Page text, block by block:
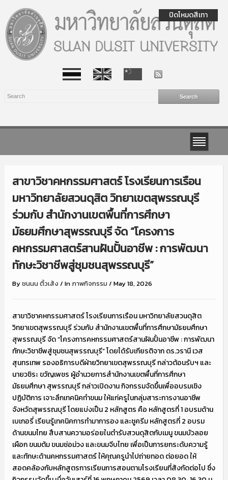
สาขาวิชาคหกรรมศาสตร์ โรงเรียนการเรือน
มหาวิทยาลัยสวนดุสิต วิทยาเขตสุพรรณบุรี
ร่วมกับ สำนักงานเขตพื้นที่การศึกษา
มัธยมศึกษาสุพรรณบุรี จัด “โครงการ
คหกรรมศาสตร์สานฝันปั้นอาชีพ : การพัฒนา
ทักษะวิชาชีพสู่ชุมชนสุพรรณบุรี”
Byชนนน ติ้วเส้ง / Inภาพกิจกรรม / May 18, 2026
สาขาวิชาคหกรรมศาสตร์ โรงเรียนการเรือน มหาวิทยาลัยสวนดุสิต
วิทยาเขตสุพรรณบุรี ร่วมกับ สำนักงานเขตพื้นที่การศึกษามัธยมศึกษา
สุพรรณบุรี จัด “โครงการคหกรรมศาสตร์สานฝันปั้นอาชีพ : การพัฒนา
ทักษะวิชาชีพสู่ชุมชนสุพรรณบุรี” โดยได้รับเกียรติจาก ดร.วรานี เวส
สุนทรเทพ รองอธิการบดีฝ่ายวิทยาเขตสุพรรณบุรี กล่าวต้อนรับฯ และ
นายวชิระ ขวัญเพชร ผู้อำนวยการสำนักงานเขตพื้นที่การศึกษา
มัธยมศึกษา สุพรรณบุรี กล่าวเปิดงาน กิจกรรมจัดขึ้นเพื่ออบรมเชิง
ปฏิบัติการ เจาะลึกเทคนิคทำขนม ให้แก่ครูในกลุ่มสาระการงานอาชีพ
จังหวัดสุพรรณบุรี โดยแบ่งเป็น 2 หลักสูตร คือ หลักสูตรที่ 1 อบรมด้าน
เบเกอรี่ เรียนรู้เทคนิคการทำมาการอง และชูครีม หลักสูตรที่ 2 อบรม
ด้านขนมไทย สืบสานความอร่อยในตำรับสวนดุสิตกับเมนู ขนมบัวลอย
เผือก ขนมต้ม ขนมช่อม่วง และขนมจีบไทย เพื่อเป็นการยกระดับความรู้
และทักษะด้านคหกรรมศาสตร์ ให้คุณครูนำไปถ่ายทอด ต่อยอด ให้
สอดคล้องกับหลักสูตรการเรียนการสอนตามโรงเรียนที่สังกัดต่อไป ซึ่ง
ปิดโหมดสีเทา